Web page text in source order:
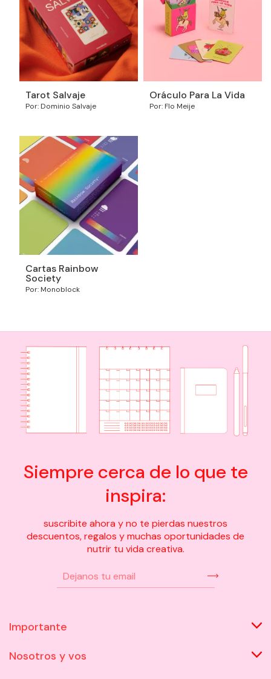
Tarot Salvaje
Por: Dominio Salvaje
Oráculo Para La Vida
Por: Flo Meije
Cartas Rainbow
Society
Por: Monoblock
Siempre cerca de lo que te
inspira:
suscribite ahora y no te pierdas nuestros
descuentos, regalos y muchas oportunidades de
nutrir tu vida creativa.
Importante
Nosotros y vos